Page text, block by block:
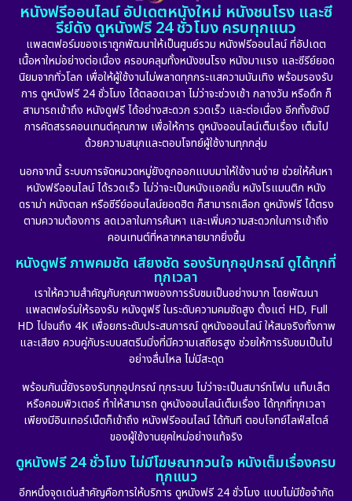
หนังฟรีออนไลน์ อัปเดตหนังใหม่ หนังชนโรง และซี
รีย์ดัง ดูหนังฟรี 24 ชั่วโมง ครบทุกแนว
แพลตฟอร์มของเราถูกพัฒนาให้เป็นศูนย์รวม หนังฟรีออนไลน์ ที่อัปเดต
เนื้อหาใหม่อย่างต่อเนื่อง ครอบคลุมทั้งหนังชนโรง หนังมาแรง และซีรีย์ยอด
นิยมจากทั่วโลก เพื่อให้ผู้ใช้งานไม่พลาดทุกกระแสความบันเทิง พร้อมรองรับ
การ ดูหนังฟรี 24 ชั่วโมง ได้ตลอดเวลา ไม่ว่าจะช่วงเช้า กลางวัน หรือดึก ก็
สามารถเข้าถึง หนังดูฟรี ได้อย่างสะดวก รวดเร็ว และต่อเนื่อง อีกทั้งยังมี
การคัดสรรคอนเทนต์คุณภาพ เพื่อให้การ ดูหนังออนไลน์เต็มเรื่อง เต็มไป
ด้วยความสนุกและตอบโจทย์ผู้ใช้งานทุกกลุ่ม
นอกจากนี้ ระบบการจัดหมวดหมู่ยังถูกออกแบบมาให้ใช้งานง่าย ช่วยให้ค้นหา
หนังฟรีออนไลน์ ได้รวดเร็ว ไม่ว่าจะเป็นหนังแอคชั่น หนังโรแมนติก หนัง
ดราม่า หนังตลก หรือซีรีย์ออนไลน์ยอดฮิต ก็สามารถเลือก ดูหนังฟรี ได้ตรง
ตามความต้องการ ลดเวลาในการค้นหา และเพิ่มความสะดวกในการเข้าถึง
คอนเทนต์ที่หลากหลายมากยิ่งขึ้น
หนังดูฟรี ภาพคมชัด เสียงชัด รองรับทุกอุปกรณ์ ดูได้ทุกที่
ทุกเวลา
เราให้ความสำคัญกับคุณภาพของการรับชมเป็นอย่างมาก โดยพัฒนา
แพลตฟอร์มให้รองรับ หนังดูฟรี ในระดับความคมชัดสูง ตั้งแต่ HD, Full
HD ไปจนถึง 4K เพื่อยกระดับประสบการณ์ ดูหนังออนไลน์ ให้สมจริงทั้งภาพ
และเสียง ควบคู่กับระบบสตรีมมิ่งที่มีความเสถียรสูง ช่วยให้การรับชมเป็นไป
อย่างลื่นไหล ไม่มีสะดุด
พร้อมกันนี้ยังรองรับทุกอุปกรณ์ ทุกระบบ ไม่ว่าจะเป็นสมาร์ทโฟน แท็บเล็ต
หรือคอมพิวเตอร์ ทำให้สามารถ ดูหนังออนไลน์เต็มเรื่อง ได้ทุกที่ทุกเวลา
เพียงมีอินเทอร์เน็ตก็เข้าถึง หนังฟรีออนไลน์ ได้ทันที ตอบโจทย์ไลฟ์สไตล์
ของผู้ใช้งานยุคใหม่อย่างแท้จริง
ดูหนังฟรี 24 ชั่วโมง ไม่มีโฆษณากวนใจ หนังเต็มเรื่องครบ
ทุกแนว
อีกหนึ่งจุดเด่นสำคัญคือการให้บริการ ดูหนังฟรี 24 ชั่วโมง แบบไม่มีข้อจำกัด